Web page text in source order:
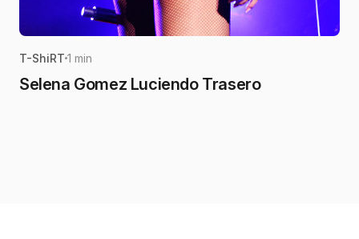
T-ShiRT 1 min
Selena Gomez Luciendo Trasero